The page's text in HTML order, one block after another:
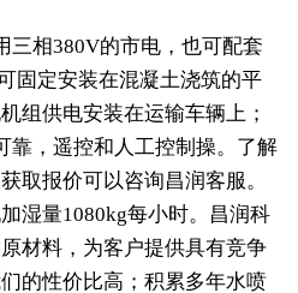
三相380V的市电，也可配套
固定安装在混凝土浇筑的平
组供电安装在运输车辆上；
靠，遥控和人工控制操。了解
取报价可以咨询昌润客服。
湿量1080kg每小时。昌润科
材料，为客户提供具有竞争
的性价比高；积累多年水喷